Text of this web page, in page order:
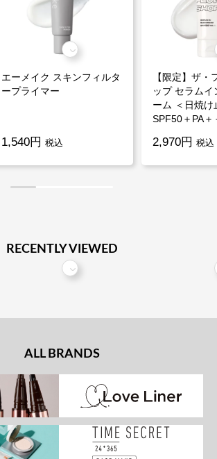
エーメイク スキンフィルタ
ープライマー
1,540円 税込
【限定】ザ・
ップ セラムイ
ーム ＜日焼け
SPF50＋PA＋
2,970円 税込
RECENTLY VIEWED
ALL BRANDS